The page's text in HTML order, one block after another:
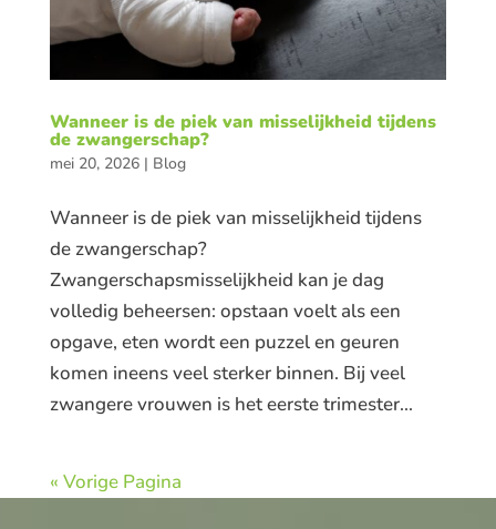
Wanneer is de piek van misselijkheid tijdens
de zwangerschap?
mei 20, 2026| Blog
Wanneer is de piek van misselijkheid tijdens
de zwangerschap?
Zwangerschapsmisselijkheid kan je dag
volledig beheersen: opstaan voelt als een
opgave, eten wordt een puzzel en geuren
komen ineens veel sterker binnen. Bij veel
zwangere vrouwen is het eerste trimester...
« Vorige Pagina